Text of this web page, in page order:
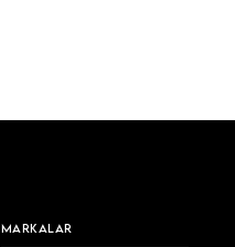
MARKALAR